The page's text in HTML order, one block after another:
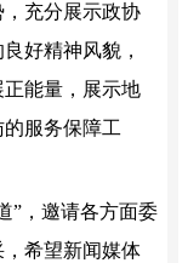
充分展示政协
好精神风貌，
能量，展示地
服务保障工
，邀请各方面委
希望新闻媒体